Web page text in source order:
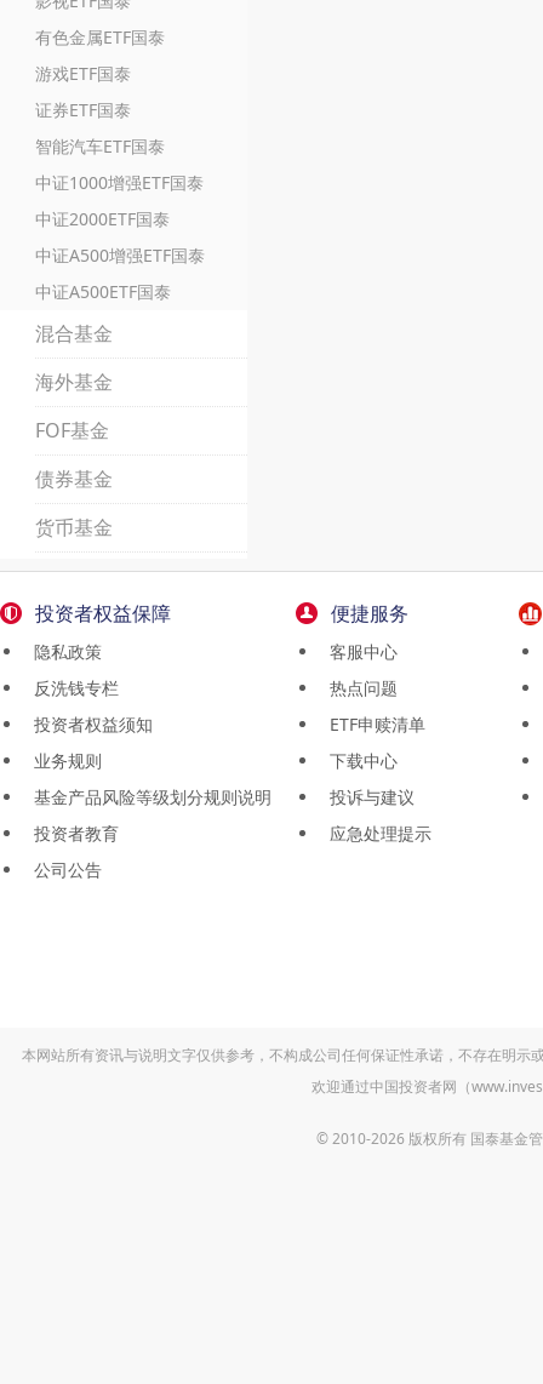
有色金属ETF国泰
游戏ETF国泰
证券ETF国泰
智能汽车ETF国泰
中证1000增强ETF国泰
中证2000ETF国泰
中证A500增强ETF国泰
中证A500ETF国泰
混合基金
海外基金
FOF基金
债券基金
货币基金
投资者权益保障
隐私政策
反洗钱专栏
投资者权益须知
业务规则
基金产品风险等级划分规则说明
投资者教育
公司公告
便捷服务
客服中心
热点问题
ETF申赎清单
下载中心
投诉与建议
应急处理提示
本网站所有资讯与说明文字仅供参考，不构成公司任何保证性承诺，不存在明
欢迎通过中国投资者网（
© 2010-2026 版权所有 国泰基金